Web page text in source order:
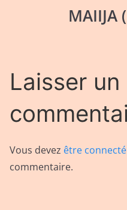
MAIIJA
Laisser un
Vous devez être connecté
commentaire.